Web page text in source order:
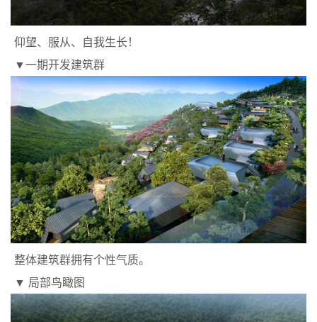
仰望、服从、自我生长！
▼一期开发建筑群
整体建筑群拥有个性气质。
▼ 局部鸟瞰图